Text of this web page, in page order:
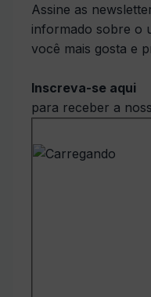
Assine as
informado sobre o
você mais gosta e
Inscreva-se aqui
para receber a